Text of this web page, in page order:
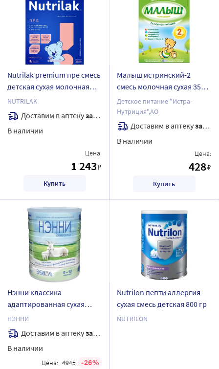
Nutrilak premium пре смесь
детская сухая молочная
для недоношенных и
маловесных детей 350 гр
NUTRILAK
Доставим в аптекузавтра
В наличии
Цена:
1 243₽
Купить
Малыш истринский-2
смесь молочная сухая 350
гр
Детское питание "Истра-
Нутриция",АО
Доставим в аптекузавтра
В наличии
Цена:
428₽
Купить
Нэнни классика
адаптированная сухая
молочная смесь на основе
козьего молока для детей
с рождения до 1 года 800
гр
НЭННИ
Доставим в аптекузавтра
В наличии
Цена: 4945 26
Nutrilon пепти аллергия
сухая смесь детская 800 гр
NUTRILON